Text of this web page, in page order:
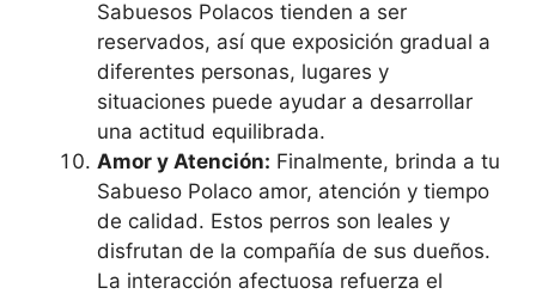
Sabuesos Polacos tienden a ser
reservados, así que exposición gradual a
diferentes personas, lugares y
situaciones puede ayudar a desarrollar
una actitud equilibrada.
Amor y Atención: Finalmente, brinda a tu
Sabueso Polaco amor, atención y tiempo
de calidad. Estos perros son leales y
disfrutan de la compañía de sus dueños.
La interacción afectuosa refuerza el